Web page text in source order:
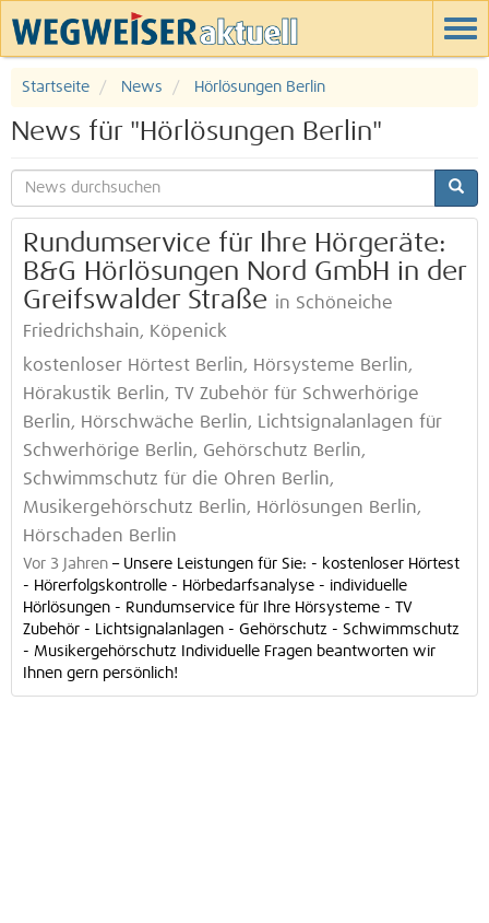
Startseite News Hörlösungen Berlin
News für "Hörlösungen Berlin"
Rundumservice für Ihre Hörgeräte:
B&G Hörlösungen Nord GmbH in der
Greifswalder Straße in Schöneiche
Friedrichshain, Köpenick
kostenloser Hörtest Berlin, Hörsysteme Berlin,
Hörakustik Berlin, TV Zubehör für Schwerhörige
Berlin, Hörschwäche Berlin, Lichtsignalanlagen für
Schwerhörige Berlin, Gehörschutz Berlin,
Schwimmschutz für die Ohren Berlin,
Musikergehörschutz Berlin, Hörlösungen Berlin,
Hörschaden Berlin
Vor 3 Jahren – Unsere Leistungen für Sie: - kostenloser Hörtest
- Hörerfolgskontrolle - Hörbedarfsanalyse - individuelle
Hörlösungen - Rundumservice für Ihre Hörsysteme - TV
Zubehör - Lichtsignalanlagen - Gehörschutz - Schwimmschutz
- Musikergehörschutz Individuelle Fragen beantworten wir
Ihnen gern persönlich!